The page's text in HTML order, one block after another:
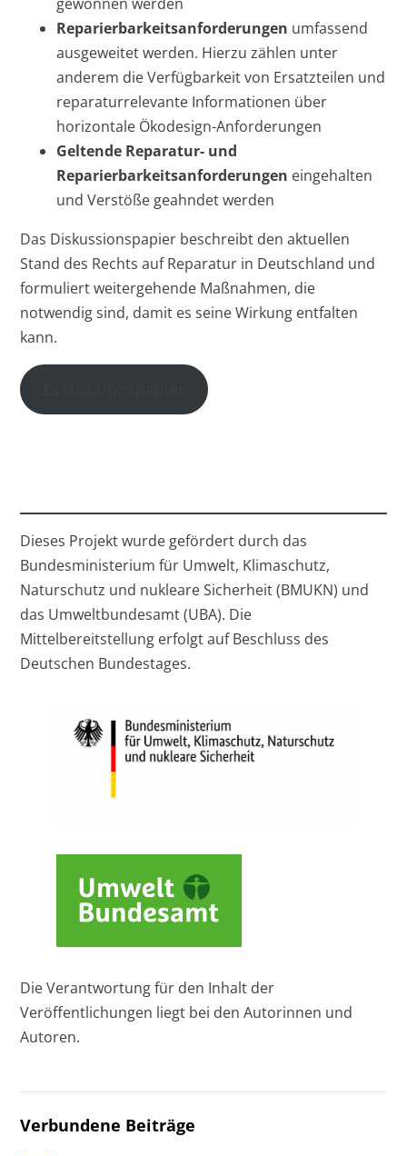
Reparierbarkeitsanforderungen umfassend
ausgeweitet werden. Hierzu zählen unter
anderem die Verfügbarkeit von Ersatzteilen und
reparaturrelevante Informationen über
horizontale Ökodesign-Anforderungen
Geltende Reparatur- und
Reparierbarkeitsanforderungen eingehalten
und Verstöße geahndet werden
Das Diskussionspapier beschreibt den aktuellen
Stand des Rechts auf Reparatur in Deutschland und
formuliert weitergehende Maßnahmen, die
notwendig sind, damit es seine Wirkung entfalten
kann.
Dieses Projekt wurde gefördert durch das
Bundesministerium für Umwelt, Klimaschutz,
Naturschutz und nukleare Sicherheit (BMUKN) und
das Umweltbundesamt (UBA). Die
Mittelbereitstellung erfolgt auf Beschluss des
Deutschen Bundestages.
Die Verantwortung für den Inhalt der
Veröffentlichungen liegt bei den Autorinnen und
Autoren.
Verbundene Beiträge